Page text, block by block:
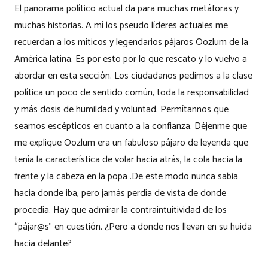
El panorama político actual da para muchas metáforas y
muchas historias. A mí los pseudo líderes actuales me
recuerdan a los míticos y legendarios pájaros Oozlum de la
América latina. Es por esto por lo que rescato y lo vuelvo a
abordar en esta sección. Los ciudadanos pedimos a la clase
política un poco de sentido común, toda la responsabilidad
y más dosis de humildad y voluntad. Permítannos que
seamos escépticos en cuanto a la confianza. Déjenme que
me explique Oozlum era un fabuloso pájaro de leyenda que
tenía la característica de volar hacia atrás, la cola hacia la
frente y la cabeza en la popa .De este modo nunca sabia
hacia donde iba, pero jamás perdía de vista de donde
procedía. Hay que admirar la contraintuitividad de los
“pájar@s” en cuestión. ¿Pero a donde nos llevan en su huida
hacia delante?